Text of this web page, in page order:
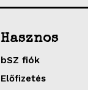
Hasznos
bSZ fiók
Előfizetés